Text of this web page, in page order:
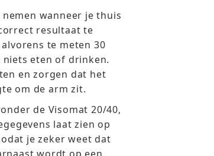
wanneer je thuis
resultaat te
te meten 30
eten of drinken.
en zorgen dat het
om de arm zit.
de Visomat 20/40,
laat zien op
je zeker weet dat